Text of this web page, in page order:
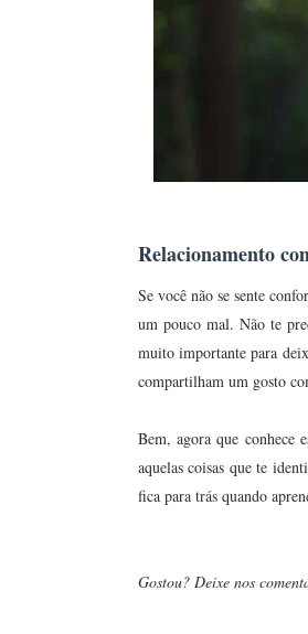
Relacionamento
Se você não se sente
um pouco mal. Não te
muito importante para
compartilham um gosto
Bem, agora que conhece
aquelas coisas que te
fica para trás quando
Gostou? Deixe nos